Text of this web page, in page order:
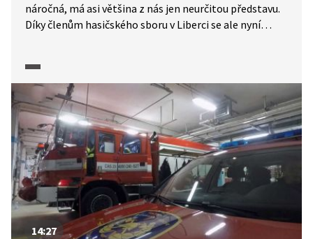
náročná, má asi většina z nás jen neurčitou představu.
Díky členům hasičského sboru v Liberci se ale nyní
i konkrétní zásahy. Video pořízené u autonehody
ukazuje, že kromě zranění se jedná také o velký nápor
na psychiku pro všechny zúčastněné. Psychická
odolnost je pro hasiče nutností, protože stresové
situace zažívají často. Mnohým k odreagování pomáhá
sport, ostatně fyzická příprava je i součástí povolání.
14:27